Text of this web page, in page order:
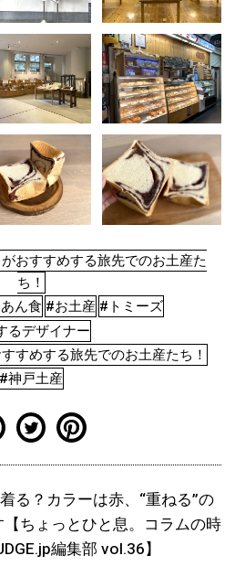
おすすめする旅先でのお土産た
ち！
ん食 #お土産 #トミーズ
るデザイナー
すめする旅先でのお土産たち！
#神戸土産
る？カラーは赤、“重ねる”の
ちょっとひと息。コラムの時
編集部 vol.36】